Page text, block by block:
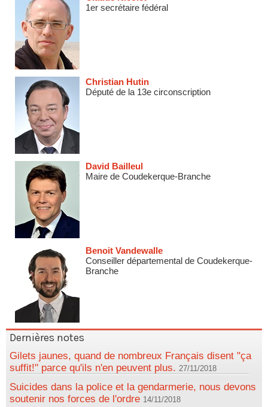
1er secrétaire fédéral
Christian Hutin
Député de la 13e circonscription
David Bailleul
Maire de Coudekerque-Branche
Benoit Vandewalle
Conseiller départemental de Coudekerque-
Branche
Dernières notes
Gilets jaunes, quand de nombreux Français disent "ça
suffit!" parce qu'ils n'en peuvent plus. 27/11/2018
Suicides dans la police et la gendarmerie, nous devons
soutenir nos forces de l'ordre 14/11/2018